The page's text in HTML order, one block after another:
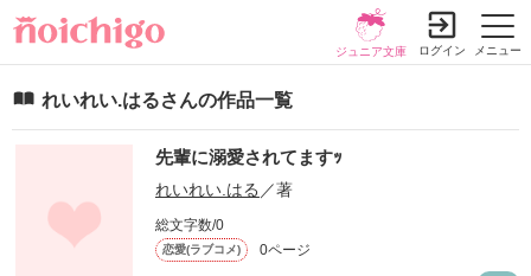
メニュー
ジュニア文庫 ログイン
れいれい.はるさんの作品一覧
先輩に溺愛されてますｯ
れいれい.はる ／著
総文字数/0
恋愛(ラブコメ) 0ページ